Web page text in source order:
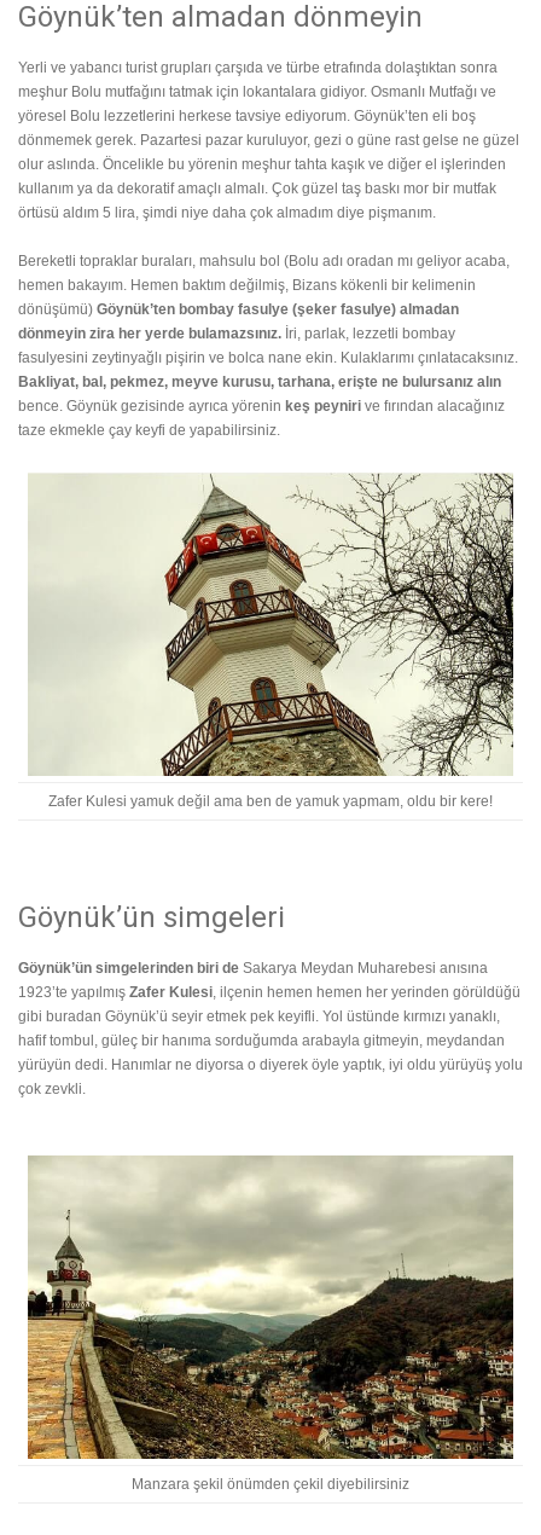
Göynük’ten almadan dönmeyin
Yerli ve yabancı turist grupları çarşıda ve türbe etrafında dolaştıktan sonra
meşhur Bolu mutfağını tatmak için lokantalara gidiyor. Osmanlı Mutfağı ve
yöresel Bolu lezzetlerini herkese tavsiye ediyorum. Göynük’ten eli boş
dönmemek gerek. Pazartesi pazar kuruluyor, gezi o güne rast gelse ne güzel
olur aslında. Öncelikle bu yörenin meşhur tahta kaşık ve diğer el işlerinden
kullanım ya da dekoratif amaçlı almalı. Çok güzel taş baskı mor bir mutfak
örtüsü aldım 5 lira, şimdi niye daha çok almadım diye pişmanım.
Bereketli topraklar buraları, mahsulu bol (Bolu adı oradan mı geliyor acaba,
hemen bakayım. Hemen baktım değilmiş, Bizans kökenli bir kelimenin
dönüşümü) Göynük’ten bombay fasulye (şeker fasulye) almadan
dönmeyin zira her yerde bulamazsınız. İri, parlak, lezzetli bombay
fasulyesini zeytinyağlı pişirin ve bolca nane ekin. Kulaklarımı çınlatacaksınız.
Bakliyat, bal, pekmez, meyve kurusu, tarhana, erişte ne bulursanız alın
bence. Göynük gezisinde ayrıca yörenin keş peyniri ve fırından alacağınız
taze ekmekle çay keyfi de yapabilirsiniz.
Zafer Kulesi yamuk değil ama ben de yamuk yapmam, oldu bir kere!
Göynük’ün simgeleri
Göynük’ün simgelerinden biri de Sakarya Meydan Muharebesi anısına
1923’te yapılmış Zafer Kulesi , ilçenin hemen hemen her yerinden görüldüğü
gibi buradan Göynük’ü seyir etmek pek keyifli. Yol üstünde kırmızı yanaklı,
hafif tombul, güleç bir hanıma sorduğumda arabayla gitmeyin, meydandan
yürüyün dedi. Hanımlar ne diyorsa o diyerek öyle yaptık, iyi oldu yürüyüş yolu
çok zevkli.
Manzara şekil önümden çekil diyebilirsiniz